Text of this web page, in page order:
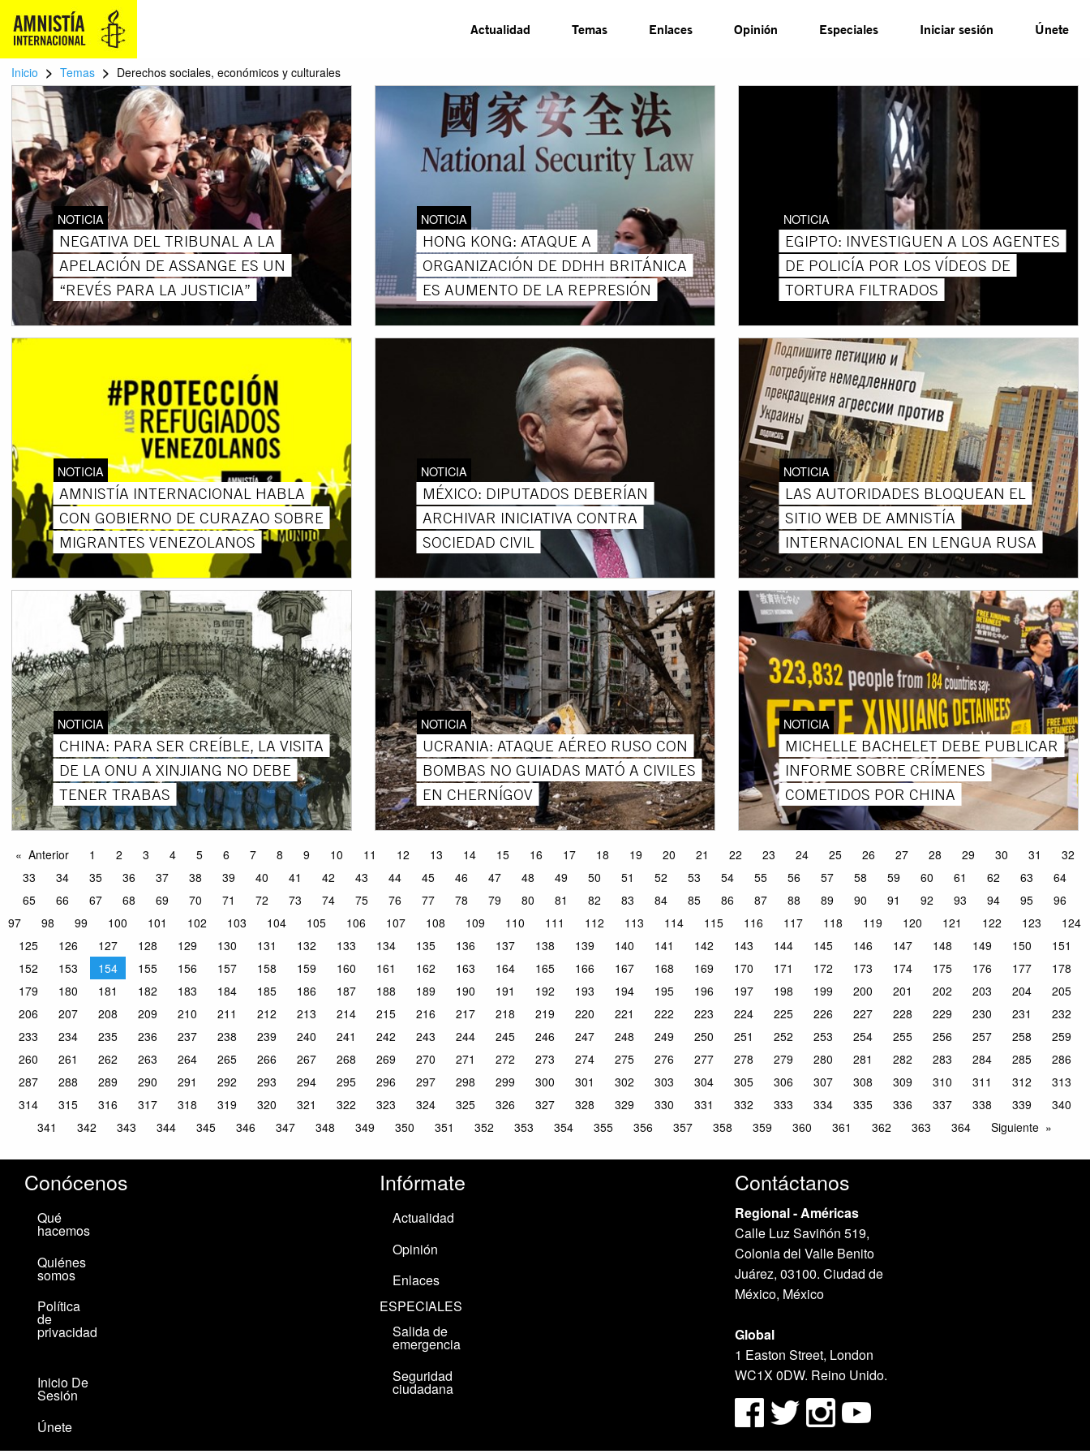
Actualidad Temas Enlaces Opinión Especiales Iniciar sesión Únete
Inicio > Temas > Derechos sociales, económicos y culturales
NOTICIA
NEGATIVA DEL TRIBUNAL A LA
APELACIÓN DE ASSANGE ES UN
“REVÉS PARA LA JUSTICIA”
NOTICIA
HONG KONG: ATAQUE A
ORGANIZACIÓN DE DDHH BRITÁNICA
ES AUMENTO DE LA REPRESIÓN
NOTICIA
EGIPTO: INVESTIGUEN A LOS AGENTES
DE POLICÍA POR LOS VÍDEOS DE
TORTURA FILTRADOS
NOTICIA
AMNISTÍA INTERNACIONAL HABLA
CON GOBIERNO DE CURAZAO SOBRE
MIGRANTES VENEZOLANOS
NOTICIA
MÉXICO: DIPUTADOS DEBERÍAN
ARCHIVAR INICIATIVA CONTRA
SOCIEDAD CIVIL
NOTICIA
LAS AUTORIDADES BLOQUEAN EL
SITIO WEB DE AMNISTÍA
INTERNACIONAL EN LENGUA RUSA
NOTICIA
CHINA: PARA SER CREÍBLE, LA VISITA
DE LA ONU A XINJIANG NO DEBE
TENER TRABAS
NOTICIA
UCRANIA: ATAQUE AÉREO RUSO CON
BOMBAS NO GUIADAS MATÓ A CIVILES
EN CHERNÍGOV
NOTICIA
MICHELLE BACHELET DEBE PUBLICAR
INFORME SOBRE CRÍMENES
COMETIDOS POR CHINA
Anterior 1 2 3 4 5 6 7 8 9 10 11 12 13 14 15 16 17 18 19 20 21 22 23 24 25 26 27 28 29 30 31
32
33
34 35 36 37 38 39 40 41 42 43 44 45 46 47 48 49 50 51 52 53 54 55 56 57 58 59 60 61 62 63
64
65
66 67 68 69 70 71 72 73 74 75 76 77 78 79 80 81 82 83 84 85 86 87 88 89 90 91 92 93 94 95
96
97
98 99 100 101 102 103 104 105 106 107 108 109 110 111 112 113 114 115 116 117 118 119 120 121 122 123
124
125
126 127 128 129 130 131 132 133 134 135 136 137 138 139 140 141 142 143 144 145 146 147 148 149 150
151
152
153 154 155 156 157 158 159 160 161 162 163 164 165 166 167 168 169 170 171 172 173 174 175 176 177
178
179
180 181 182 183 184 185 186 187 188 189 190 191 192 193 194 195 196 197 198 199 200 201 202 203 204
205
206
207 208 209 210 211 212 213 214 215 216 217 218 219 220 221 222 223 224 225 226 227 228 229 230 231
232
233
234 235 236 237 238 239 240 241 242 243 244 245 246 247 248 249 250 251 252 253 254 255 256 257 258
259
260
261 262 263 264 265 266 267 268 269 270 271 272 273 274 275 276 277 278 279 280 281 282 283 284 285
286
287
288 289 290 291 292 293 294 295 296 297 298 299 300 301 302 303 304 305 306 307 308 309 310 311 312
313
314
315 316 317 318 319 320 321 322 323 324 325 326 327 328 329 330 331 332 333 334 335 336 337 338 339
340
341
342 343 344 345 346 347 348 349 350 351 352 353 354 355 356 357 358 359 360 361 362 363 364 Siguiente
Conócenos
Qué
hacemos
Quiénes
somos
Política
de
privacidad
Inicio De
Sesión
Únete
Infórmate
Actualidad
Opinión
Enlaces
ESPECIALES
Salida de
emergencia
Seguridad
ciudadana
Contáctanos
Regional - Américas
Calle Luz Saviñón 519,
Colonia del Valle Benito
Juárez, 03100. Ciudad de
México, México
Global
1 Easton Street, London
WC1X 0DW. Reino Unido.